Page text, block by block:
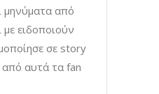
μηνύματα από
ειδοποιούν
σε story
αυτά τα fan